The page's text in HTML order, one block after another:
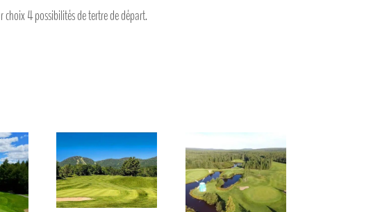
4 possibilités de tertre de départ.